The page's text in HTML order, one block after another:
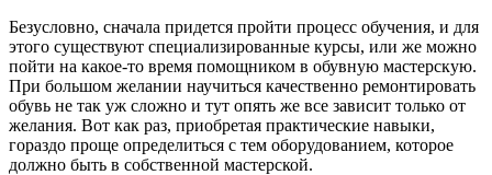
Безусловно, сначала придется пройти процесс обучения, и для
этого существуют специализированные курсы, или же можно
пойти на какое-то время помощником в обувную мастерскую.
При большом желании научиться качественно ремонтировать
обувь не так уж сложно и тут опять же все зависит только от
желания. Вот как раз, приобретая практические навыки,
гораздо проще определиться с тем оборудованием, которое
должно быть в собственной мастерской.